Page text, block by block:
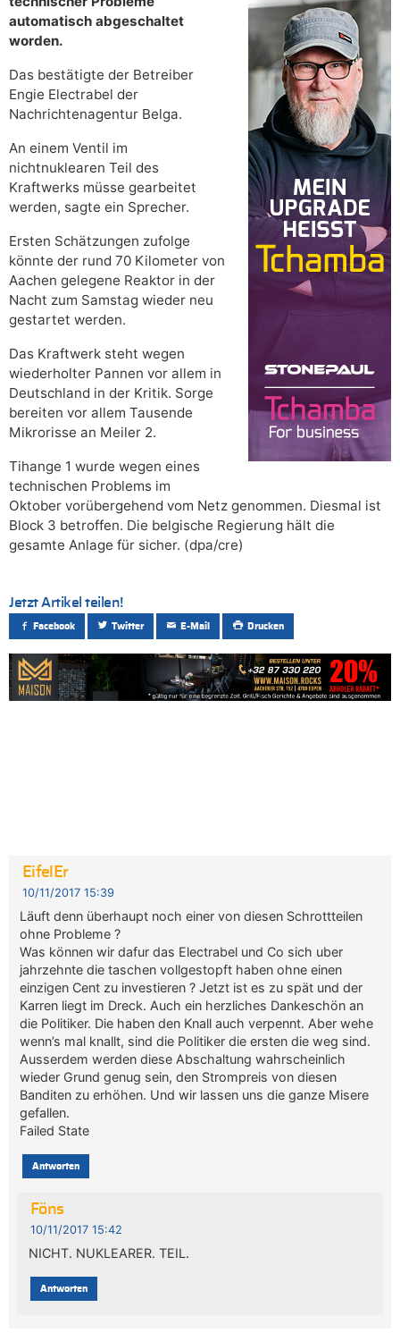
automatisch abgeschaltet
worden.
Das bestätigte der Betreiber
Engie Electrabel der
Nachrichtenagentur Belga.
An einem Ventil im
nichtnuklearen Teil des
Kraftwerks müsse gearbeitet
werden, sagte ein Sprecher.
Ersten Schätzungen zufolge
könnte der rund 70 Kilometer von
Aachen gelegene Reaktor in der
Nacht zum Samstag wieder neu
gestartet werden.
Das Kraftwerk steht wegen
wiederholter Pannen vor allem in
Deutschland in der Kritik. Sorge
bereiten vor allem Tausende
Mikrorisse an Meiler 2.
Tihange 1 wurde wegen eines
technischen Problems im
Oktober vorübergehend vom Netz genommen. Diesmal ist
Block 3 betroffen. Die belgische Regierung hält die
gesamte Anlage für sicher. (dpa/cre)
Jetzt Artikel teilen!
Facebook Twitter E-Mail Drucken
EifelEr
10/11/2017 15:39
Läuft denn überhaupt noch einer von diesen Schrottteilen
ohne Probleme ?
Was können wir dafur das Electrabel und Co sich uber
jahrzehnte die taschen vollgestopft haben ohne einen
einzigen Cent zu investieren ? Jetzt ist es zu spät und der
Karren liegt im Dreck. Auch ein herzliches Dankeschön an
die Politiker. Die haben den Knall auch verpennt. Aber wehe
wenn’s mal knallt, sind die Politiker die ersten die weg sind.
Ausserdem werden diese Abschaltung wahrscheinlich
wieder Grund genug sein, den Strompreis von diesen
Banditen zu erhöhen. Und wir lassen uns die ganze Misere
gefallen.
Failed State
Antworten
Föns
10/11/2017 15:42
NICHT. NUKLEARER. TEIL.
Antworten